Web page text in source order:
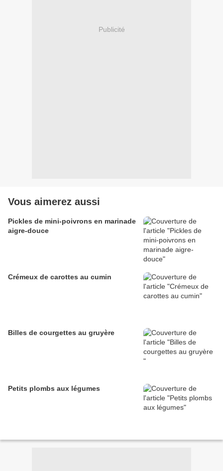
Publicité
Vous aimerez aussi
Pickles de mini-poivrons en marinade
aigre-douce
Crémeux de carottes au cumin
Billes de courgettes au gruyère
Petits plombs aux légumes